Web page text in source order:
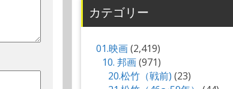
カテゴリー
01.映画(2,419)
10. 邦画(971)
20.松竹（戦前) (23)